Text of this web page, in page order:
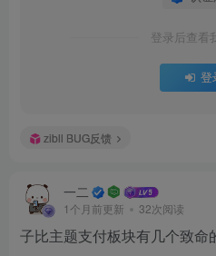
登录后查看
登
zibll BUG反馈
一二
1个月前更新 32次阅读
子比主题支付板块有几个致命